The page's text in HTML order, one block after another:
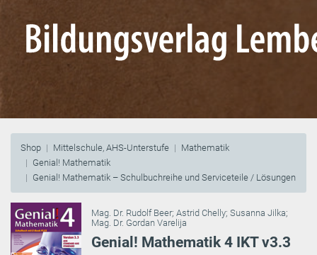
Shop Mittelschule, AHS-Unterstufe
Mathematik
Genial! Mathematik
Genial! Mathematik – Schulbuchreihe und Serviceteile / Lösungen
Mag. Dr. Rudolf Beer; Astrid Chelly; Susanna Jilka;
Mag. Dr. Gordan Varelija
Genial! Mathematik 4 IKT v3.3